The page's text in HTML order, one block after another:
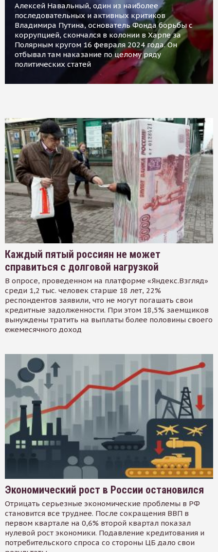
Алексей Навальный, один из наиболее
последовательных и активных критиков
Владимира Путина, основатель Фонда борьбы с
коррупцией, скончался в колонии в Харпе за
Полярным кругом 16 февраля 2024 года. Он
отбывал там наказание по целому ряду
политических статей
Каждый пятый россиян не может
справиться с долговой нагрузкой
В опросе, проведенном на платформе «Яндекс.Взгляд»
среди 1,2 тыс. человек старше 18 лет, 22%
респондентов заявили, что не могут погашать свои
кредитные задолженности. При этом 18,5% заемщиков
вынуждены тратить на выплаты более половины своего
ежемесячного доход
Экономический рост в России остановился
Отрицать серьезные экономические проблемы в РФ
становится все труднее. После сокращения ВВП в
первом квартале на 0,6% второй квартал показал
нулевой рост экономики. Подавление кредитования и
потребительского спроса со стороны ЦБ дало свои